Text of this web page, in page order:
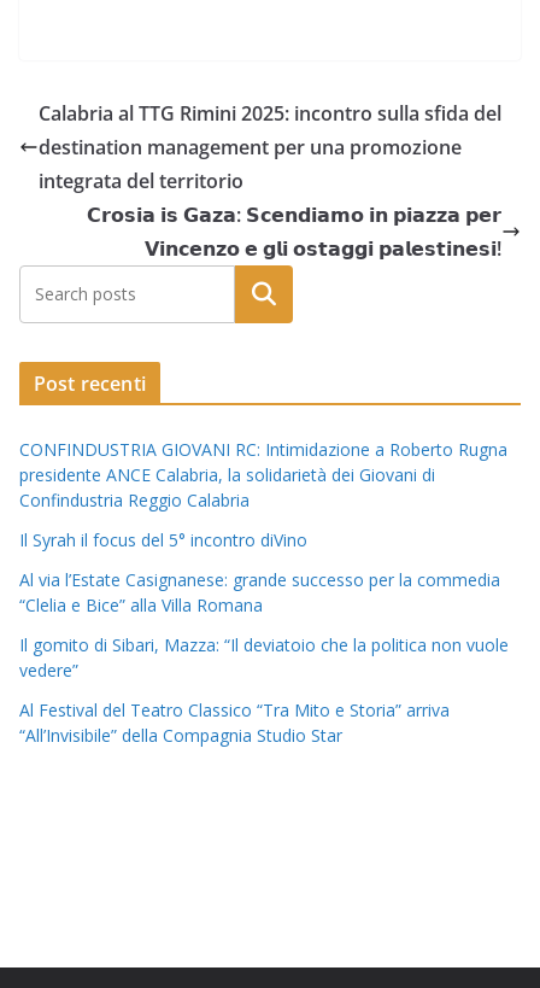
Calabria al TTG Rimini 2025: incontro sulla sfida del
destination management per una promozione
integrata del territorio
𝗖𝗿𝗼𝘀𝗶𝗮 𝗶𝘀 𝗚𝗮𝘇𝗮: 𝗦𝗰𝗲𝗻𝗱𝗶𝗮𝗺𝗼 𝗶𝗻 𝗽𝗶𝗮𝘇𝘇𝗮 𝗽𝗲𝗿
𝗩𝗶𝗻𝗰𝗲𝗻𝘇𝗼 𝗲 𝗴𝗹𝗶 𝗼𝘀𝘁𝗮𝗴𝗴𝗶 𝗽𝗮𝗹𝗲𝘀𝘁𝗶𝗻𝗲𝘀𝗶!
Post recenti
CONFINDUSTRIA GIOVANI RC: Intimidazione a Roberto Rugna
presidente ANCE Calabria, la solidarietà dei Giovani di
Confindustria Reggio Calabria
Il Syrah il focus del 5° incontro diVino
Al via l’Estate Casignanese: grande successo per la commedia
“Clelia e Bice” alla Villa Romana
Il gomito di Sibari, Mazza: “Il deviatoio che la politica non vuole
vedere”
Al Festival del Teatro Classico “Tra Mito e Storia” arriva
“All’Invisibile” della Compagnia Studio Star